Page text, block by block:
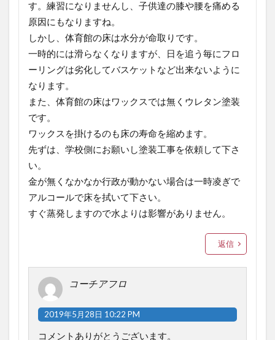
す。練習になりませんし、子供達の膝や腰を痛める
原因にもなりますね。
しかし、体育館の床は水分が命取りです。
一時的には滑らなくなりますが、日を追う毎にフロ
ーリングは劣化してバスケットなど出来ないように
なります。
また、体育館の床はワックスでは無くウレタン塗装
です。
ワックスを掛けるのも床の寿命を縮めます。
先ずは、学校側にお願いし塗装工事を依頼して下さ
い。
金が無くなかなか行政が動かない場合は一時凌ぎで
アルコールで床を拭いて下さい。
すぐ蒸発しますので水よりは影響がありません。
返信
コーチアフロ
2019年5月28日 10:22 PM
コメントありがとうございます。